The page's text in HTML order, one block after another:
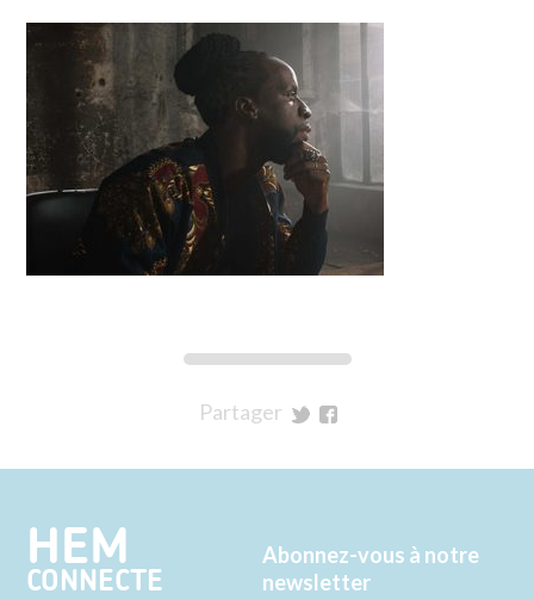
Partager
Twitter
Facebook
HEM
CONNECTE
Abonnez-vous à notre
newsletter